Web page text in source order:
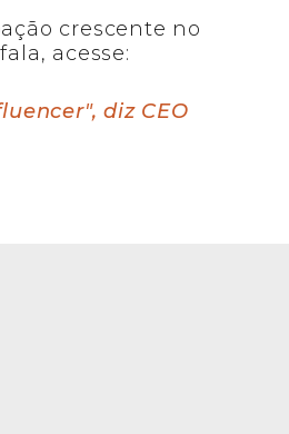
crescente no
acesse:
diz CEO